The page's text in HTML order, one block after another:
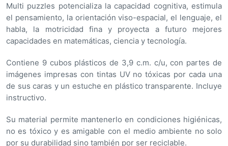
0
d
e
5
Multi puzzles potencializa la capacidad cognitiva, estimula
el pensamiento, la orientación viso-espacial, el lenguaje, el
habla, la motricidad fina y proyecta a futuro mejores
capacidades en matemáticas, ciencia y tecnología.
Contiene 9 cubos plásticos de 3,9 c.m. c/u, con partes de
imágenes impresas con tintas UV no tóxicas por cada una
de sus caras y un estuche en plástico transparente. Incluye
instructivo.
Su material permite mantenerlo en condiciones higiénicas,
no es tóxico y es amigable con el medio ambiente no solo
por su durabilidad sino también por ser reciclable.